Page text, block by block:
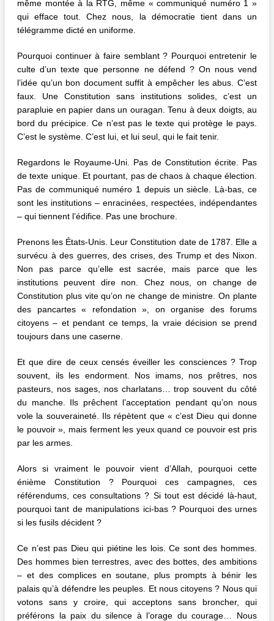
même montée à la RTG, même « communiqué numéro 1 »
qui efface tout. Chez nous, la démocratie tient dans un
télégramme dicté en uniforme.
Pourquoi continuer à faire semblant ? Pourquoi entretenir le
culte d’un texte que personne ne défend ? On nous vend
l’idée qu’un bon document suffit à empêcher les abus. C’est
faux. Une Constitution sans institutions solides, c’est un
parapluie en papier dans un ouragan. Tenu à deux doigts, au
bord du précipice. Ce n’est pas le texte qui protège le pays.
C’est le système. C’est lui, et lui seul, qui le fait tenir.
Regardons le Royaume-Uni. Pas de Constitution écrite. Pas
de texte unique. Et pourtant, pas de chaos à chaque élection.
Pas de communiqué numéro 1 depuis un siècle. Là-bas, ce
sont les institutions – enracinées, respectées, indépendantes
– qui tiennent l’édifice. Pas une brochure.
Prenons les États-Unis. Leur Constitution date de 1787. Elle a
survécu à des guerres, des crises, des Trump et des Nixon.
Non pas parce qu’elle est sacrée, mais parce que les
institutions peuvent dire non. Chez nous, on change de
Constitution plus vite qu’on ne change de ministre. On plante
des pancartes « refondation », on organise des forums
citoyens – et pendant ce temps, la vraie décision se prend
toujours dans une caserne.
Et que dire de ceux censés éveiller les consciences ? Trop
souvent, ils les endorment. Nos imams, nos prêtres, nos
pasteurs, nos sages, nos charlatans… trop souvent du côté
du manche. Ils prêchent l’acceptation pendant qu’on nous
vole la souveraineté. Ils répètent que « c’est Dieu qui donne
le pouvoir », mais ferment les yeux quand ce pouvoir est pris
par les armes.
Alors si vraiment le pouvoir vient d’Allah, pourquoi cette
énième Constitution ? Pourquoi ces campagnes, ces
référendums, ces consultations ? Si tout est décidé là-haut,
pourquoi tant de manipulations ici-bas ? Pourquoi des urnes
si les fusils décident ?
Ce n’est pas Dieu qui piétine les lois. Ce sont des hommes.
Des hommes bien terrestres, avec des bottes, des ambitions
– et des complices en soutane, plus prompts à bénir les
palais qu’à défendre les peuples. Et nous citoyens ? Nous qui
votons sans y croire, qui acceptons sans broncher, qui
préférons la paix du silence à l’orage du courage… Nous